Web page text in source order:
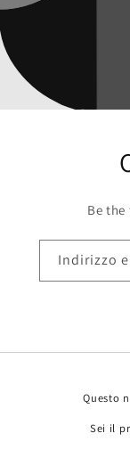
Be
Indirizzo
Questo
Sei il